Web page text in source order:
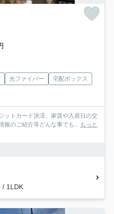
光ファイバー
宅配ボックス
ットカード決済、家賃や入居日の交
報のご紹介等どんな事でも...
もっと
/ 1LDK